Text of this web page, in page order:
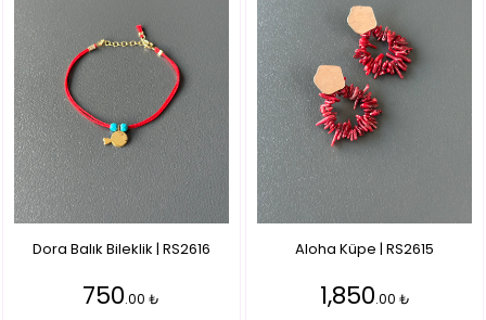
Dora Balık Bileklik | RS2616
750.00 ₺
Aloha Küpe | RS2615
1,850.00 ₺